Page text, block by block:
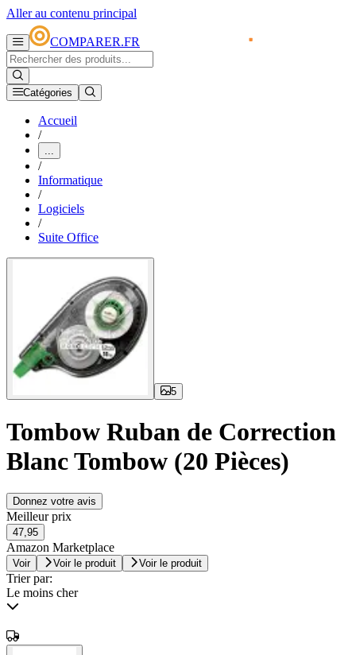
Aller au contenu principal
COMPARER.FR
Catégories
Accueil
/
...
/
Informatique
/
Logiciels
/
Suite Office
5
Tombow Ruban de Correction
Blanc Tombow (20 Pièces)
Donnez votre avis
Meilleur prix
47,95
Amazon Marketplace
Voir Voir le produit Voir le produit
Trier par:
Le moins cher